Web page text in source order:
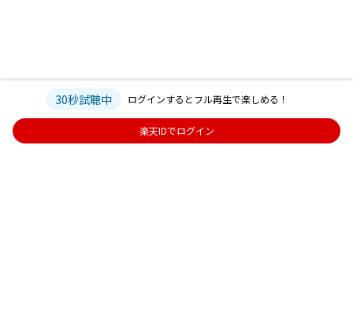
30秒試聴中 ログインするとフル再生で楽しめる！
楽天IDでログイン